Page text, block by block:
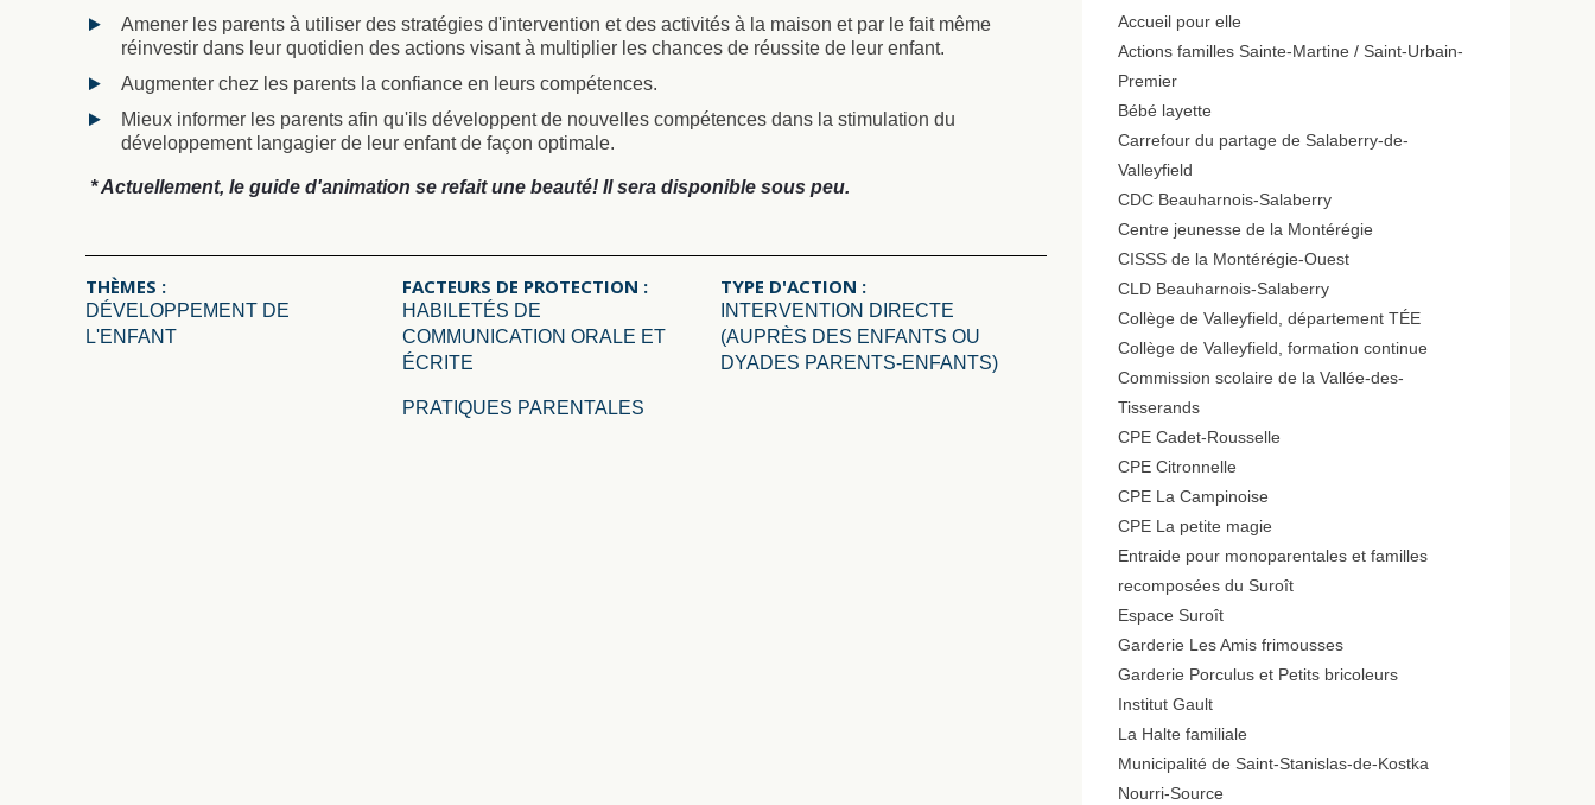
Amener les parents à utiliser des stratégies d'intervention et des activités à la maison et par le fait même
réinvestir dans leur quotidien des actions visant à multiplier les chances de réussite de leur enfant.
Augmenter chez les parents la confiance en leurs compétences.
Mieux informer les parents afin qu'ils développent de nouvelles compétences dans la stimulation du
développement langagier de leur enfant de façon optimale.
* Actuellement, le guide d'animation se refait une beauté! Il sera disponible sous peu.
THÈMES :
DÉVELOPPEMENT DE
L'ENFANT
FACTEURS DE PROTECTION :
HABILETÉS DE
COMMUNICATION ORALE ET
ÉCRITE
PRATIQUES PARENTALES
TYPE D'ACTION :
INTERVENTION DIRECTE
(AUPRÈS DES ENFANTS OU
DYADES PARENTS-ENFANTS)
Accueil pour elle
Actions familles Sainte-Martine / Saint-Urbain-
Premier
Bébé layette
Carrefour du partage de Salaberry-de-
Valleyfield
CDC Beauharnois-Salaberry
Centre jeunesse de la Montérégie
CISSS de la Montérégie-Ouest
CLD Beauharnois-Salaberry
Collège de Valleyfield, département TÉE
Collège de Valleyfield, formation continue
Commission scolaire de la Vallée-des-
Tisserands
CPE Cadet-Rousselle
CPE Citronnelle
CPE La Campinoise
CPE La petite magie
Entraide pour monoparentales et familles
recomposées du Suroît
Espace Suroît
Garderie Les Amis frimousses
Garderie Porculus et Petits bricoleurs
Institut Gault
La Halte familiale
Municipalité de Saint-Stanislas-de-Kostka
Nourri-Source